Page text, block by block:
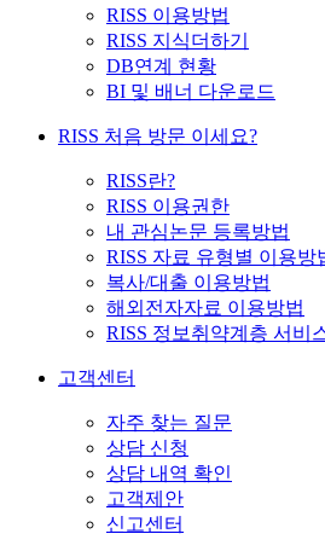
RISS 이용방법
RISS 지식더하기
DB연계 현황
BI 및 배너 다운로드
RISS 처음 방문 이세요?
RISS란?
RISS 이용권한
내 관심논문 등록방법
RISS 자료 유형별 이용방
복사/대출 이용방법
해외전자자료 이용방법
RISS 정보취약계층 서비
고객센터
자주 찾는 질문
상담 신청
상담 내역 확인
고객제안
신고센터